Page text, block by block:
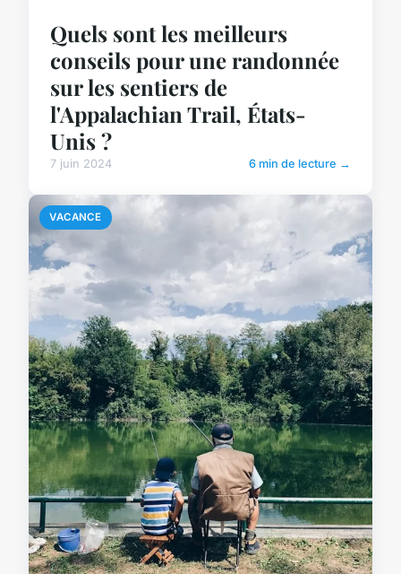
Quels sont les meilleurs
conseils pour une randonnée
sur les sentiers de
l'Appalachian Trail, États-
Unis ?
7 juin 2024 6 min de lecture →
VACANCE